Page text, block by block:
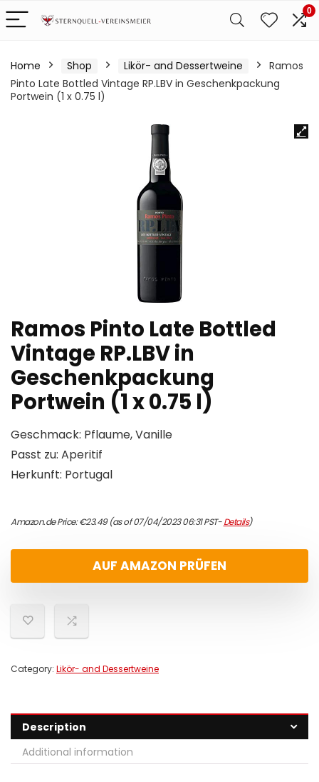
0
Home Shop Likör- and Dessertweine
Ramos
Pinto Late Bottled Vintage RP.LBV in Geschenkpackung
Portwein (1 x 0.75 l)
Ramos Pinto Late Bottled
Vintage RP.LBV in
Geschenkpackung
Portwein (1 x 0.75 l)
Geschmack: Pflaume, Vanille
Passt zu: Aperitif
Herkunft: Portugal
Amazon.de Price:€23.49(as of 07/04/2023 06:31 PST-Details)
AUF AMAZON PRÜFEN
Category: Likör- and Dessertweine
Description
Additional information